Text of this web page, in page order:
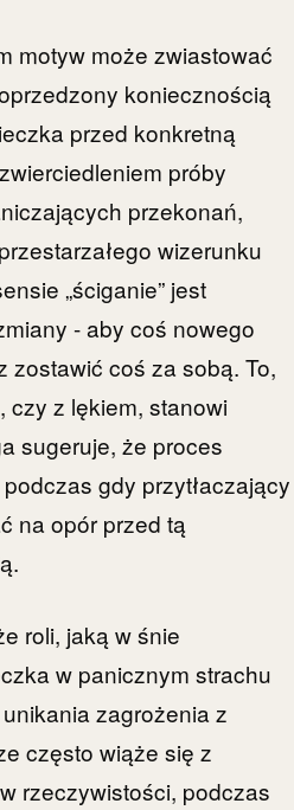
motyw może zwiastować
koniecznością
przed konkretną
próby
przekonań,
wizerunku
„ściganie” jest
- aby coś nowego
zostawić coś za sobą. To,
czy z lękiem, stanowi
sugeruje, że proces
gdy przytłaczający
na opór przed tą
roli, jaką w śnie
w panicznym strachu
zagrożenia z
często wiąże się z
rzeczywistości, podczas